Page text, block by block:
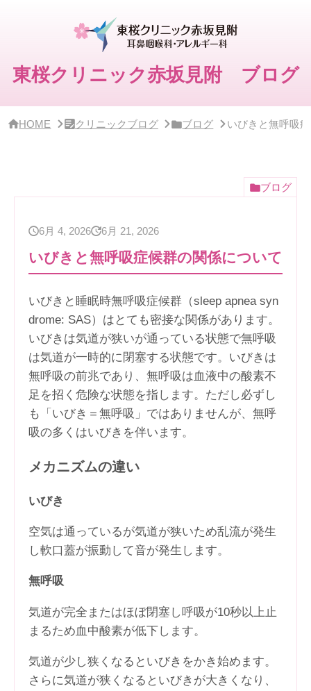
ニッ
概
東桜クリニック赤坂見附 ブログ
HOME クリニックブログ ブログ いびきと無呼吸
ブログ
6月 4, 2026 6月 21, 2026
いびきと無呼吸症候群の関係について
いびきと睡眠時無呼吸症候群（sleep apnea syn
drome: SAS）はとても密接な関係があります。
いびきは気道が狭いが通っている状態で無呼吸
は気道が一時的に閉塞する状態です。いびきは
無呼吸の前兆であり、無呼吸は血液中の酸素不
足を招く危険な状態を指します。ただし必ずし
も「いびき＝無呼吸」ではありませんが、無呼
吸の多くはいびきを伴います。
メカニズムの違い
いびき
空気は通っているが気道が狭いため乱流が発生
し軟口蓋が振動して音が発生します。
無呼吸
気道が完全またはほぼ閉塞し呼吸が10秒以上止
まるため血中酸素が低下します。
気道が少し狭くなるといびきをかき始めます。
さらに気道が狭くなるといびきが大きくなり、